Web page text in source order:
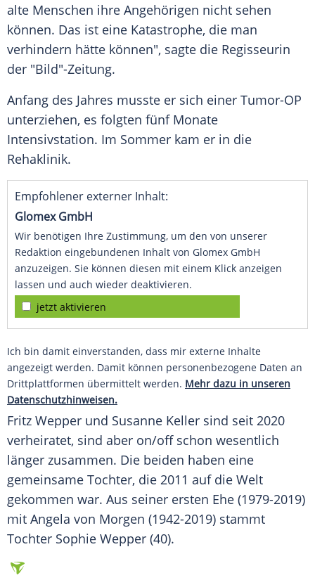
alte Menschen ihre Angehörigen nicht sehen
können. Das ist eine Katastrophe, die man
verhindern hätte können", sagte die Regisseurin
der "Bild"-Zeitung.
Anfang des Jahres musste er sich einer Tumor-OP
unterziehen, es folgten fünf Monate
Intensivstation. Im Sommer kam er in die
Rehaklinik.
Empfohlener externer Inhalt:
Glomex GmbH
Wir benötigen Ihre Zustimmung, um den von unserer
Redaktion eingebundenen Inhalt von Glomex GmbH
anzuzeigen. Sie können diesen mit einem Klick anzeigen
lassen und auch wieder deaktivieren.
jetzt aktivieren
Ich bin damit einverstanden, dass mir externe Inhalte
angezeigt werden. Damit können personenbezogene Daten an
Drittplattformen übermittelt werden. Mehr dazu in unseren
Datenschutzhinweisen.
Fritz Wepper und Susanne Keller sind seit 2020
verheiratet, sind aber on/off schon wesentlich
länger zusammen. Die beiden haben eine
gemeinsame Tochter, die 2011 auf die Welt
gekommen war. Aus seiner ersten Ehe (1979-2019)
mit Angela von Morgen (1942-2019) stammt
Tochter Sophie Wepper (40).